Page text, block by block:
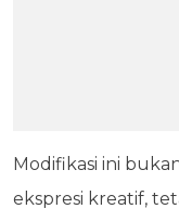
Modifikasi ini
ekspresi kreatif,